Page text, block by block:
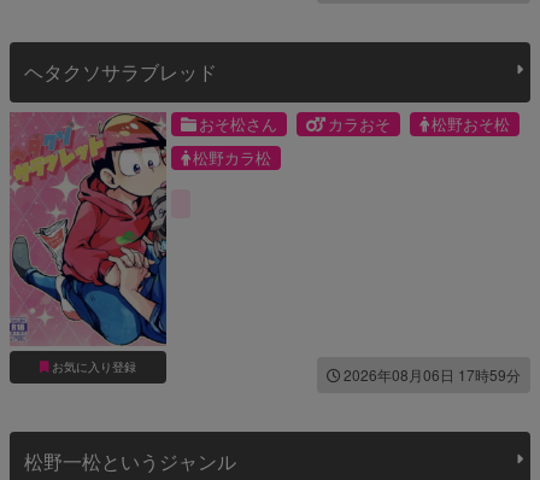
ヘタクソサラブレッド
お気に入り登録
おそ松さん カラおそ
松野おそ松
松野カラ松
2026年08月06日 17時59分
松野一松というジャンル